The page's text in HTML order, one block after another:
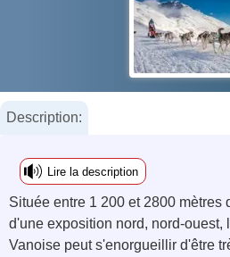
Description:
Lire la description
Située entre 1 200 et 2800 mètres
d'une exposition nord, nord-ouest,
Vanoise peut s'enorgueillir d'être